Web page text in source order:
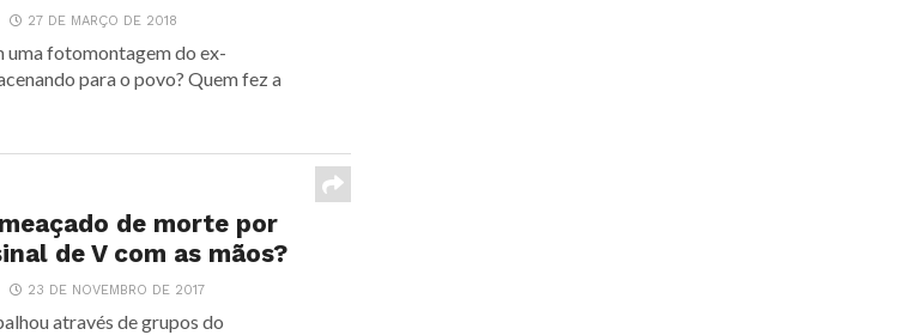
27 DE MARÇO DE 2018
uma fotomontagem do ex-
para o povo? Quem fez a
de morte por
de V com as mãos?
23 DE NOVEMBRO DE 2017
através de grupos do